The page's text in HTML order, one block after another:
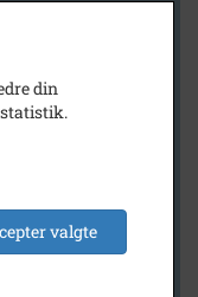
din
valgte